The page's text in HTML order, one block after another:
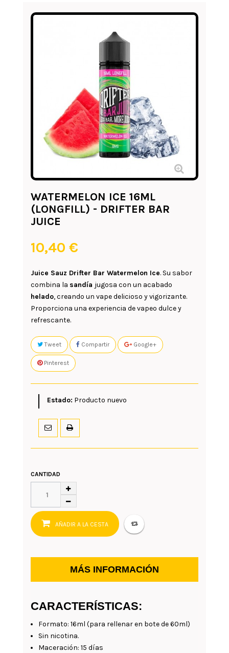
WATERMELON ICE 16ML
(LONGFILL) - DRIFTER BAR
JUICE
10,40 €
Juice Sauz Drifter Bar Watermelon Ice. Su sabor
combina la sandía jugosa con un acabado
helado, creando un vape delicioso y vigorizante.
Proporciona una experiencia de vapeo dulce y
refrescante.
Tweet Compartir Google+
Pinterest
Estado: Producto nuevo
CANTIDAD
AÑADIR A LA CESTA
MÁS INFORMACIÓN
CARACTERÍSTICAS:
Formato: 16ml (para rellenar en bote de 60ml)
Sin nicotina.
Maceración: 15 días